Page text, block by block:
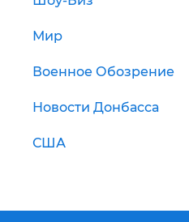
Мир
Военное Обозрение
Новости Донбасса
США